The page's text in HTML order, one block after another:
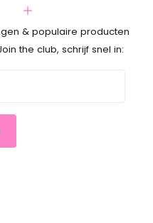
& populaire producten
the club, schrijf snel in: